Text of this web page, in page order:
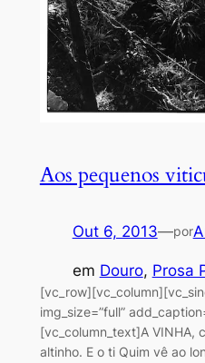
Aos pequenos
Out 6, 2013—por
em Douro, Prosa
img_size=”full”
[vc_column_text]A VINHA,
altinho. E o ti Quim vê ao